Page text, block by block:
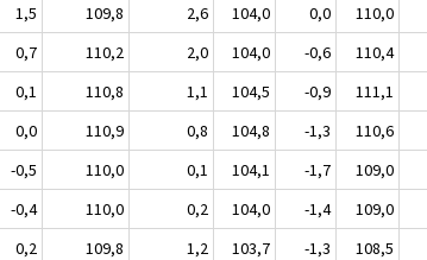
1,5 109,8 2,6 104,0 0,0 110,0
0,7 110,2 2,0 104,0 -0,6 110,4
0,1 110,8 1,1 104,5 -0,9 111,1
0,0 110,9 0,8 104,8 -1,3 110,6
-0,5 110,0 0,1 104,1 -1,7 109,0
-0,4 110,0 0,2 104,0 -1,4 109,0
0,2 109,8 1,2 103,7 -1,3 108,5